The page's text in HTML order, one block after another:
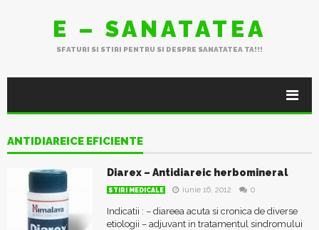
E – SANATATEA
SFATURI SI STIRI PENTRU SI DESPRE SANATATEA TA!!!
ANTIDIAREICE EFICIENTE
Diarex – Antidiareic herbomineral
STIRI MEDICALE iunie 16, 2012 0
Indicatii : – diareea acuta si cronica de diverse
etiologii – adjuvant in tratamentul sindromului